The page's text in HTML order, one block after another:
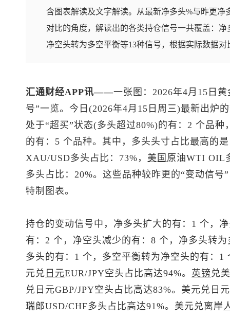
含图表解读及文字解读。从最新净多头%与昨更
对比的角度，解读出的各类持仓信号一共覆盖：
净空头转为多空平衡等13种信号，根据实际数据
汇通财经APP讯——一张图：2026年4月15日黄
号”一览。今日(2026年4月15日周三)最新出炉
处于“超买”状态(多头超过80%)的有：2 个品
的有：5 个品种。其中，多头头寸占比最高的
XAU/USD多头占比：73%， 美国 原油WTI OIL
多头占比：20%。这些品种较昨更的“变动信
特制图表。
持仓的变动信号中，净多头扩大的有：1 个，
有：2 个，净空头减少的有：8 个，净多头转
多头的有：1 个，多空平衡转为净空头的有：
元兑 日元EUR/JPY空头占比高达94%。 英镑 兑
兑日元GBP/JPY空头占比高达83%。 美元兑日元
瑞郎USD/CHF多头占比高达91%。 美元兑离岸